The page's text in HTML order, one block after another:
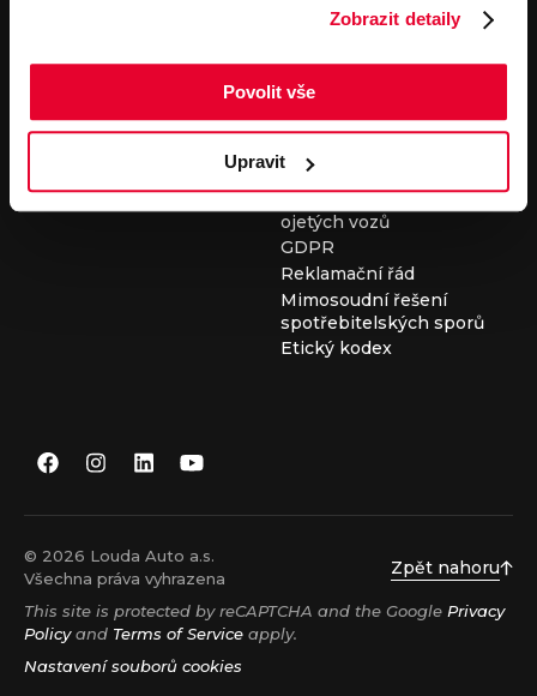
Zobrazit detaily
Povolit vše
Upravit
Všeobecné obchodní
podmínky pro online
vozidel
Všeobecné obchodní
podmínky pro provádění
servisních prací
Všeobecné obchodní
podmínky při nákupu
ojetých vozů
GDPR
Reklamační řád
Mimosoudní řešení
spotřebitelských sporů
Etický kodex
© 2026 Louda Auto a.s.
Všechna práva vyhrazena
Zpět nahoru
This site is protected by reCAPTCHA and the Google Privacy
Policyand Terms of Service apply.
Nastavení souborů cookies